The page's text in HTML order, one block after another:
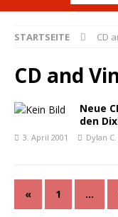
STARTSEITE CD
CD and
Neue
den
3. April 2001 Dylan
« 1 …